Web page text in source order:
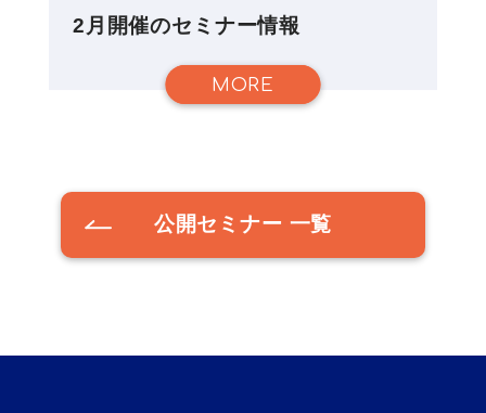
2月開催のセミナー情報
MORE
公開セミナー 一覧